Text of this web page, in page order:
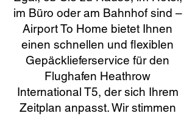
im Büro oder am Bahnhof sind –
Airport To Home bietet Ihnen
einen schnellen und flexiblen
Gepäcklieferservice für den
Flughafen Heathrow
International T5, der sich Ihrem
Zeitplan anpasst. Wir stimmen